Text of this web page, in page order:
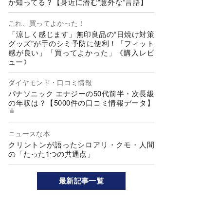
これ、買ってよかった！
「涼しく感じます」無印良品の“日焼け対策
グッズ”が手のシミ予防に便利！「フィット
感が良い」「買ってよかった」《購入レビ
ュー》
ダイヤモンド・口コミ情報
パナソニック エナジーの50代前半・次長級
の年収は？【5000件の口コミ情報データ】
ニュースな本
クリントンが語ったシロアリ・クモ・人間
の「たった1つの共通点」
最新記事一覧